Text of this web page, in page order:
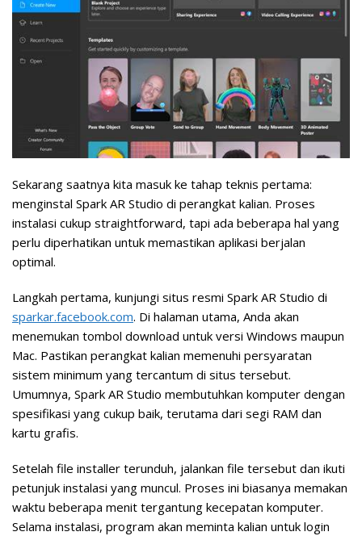
Sekarang saatnya kita masuk ke tahap teknis pertama:
menginstal Spark AR Studio di perangkat kalian. Proses
instalasi cukup straightforward, tapi ada beberapa hal yang
perlu diperhatikan untuk memastikan aplikasi berjalan
optimal.
Langkah pertama, kunjungi situs resmi Spark AR Studio di
sparkar.facebook.com. Di halaman utama, Anda akan
menemukan tombol download untuk versi Windows maupun
Mac. Pastikan perangkat kalian memenuhi persyaratan
sistem minimum yang tercantum di situs tersebut.
Umumnya, Spark AR Studio membutuhkan komputer dengan
spesifikasi yang cukup baik, terutama dari segi RAM dan
kartu grafis.
Setelah file installer terunduh, jalankan file tersebut dan ikuti
petunjuk instalasi yang muncul. Proses ini biasanya memakan
waktu beberapa menit tergantung kecepatan komputer.
Selama instalasi, program akan meminta kalian untuk login